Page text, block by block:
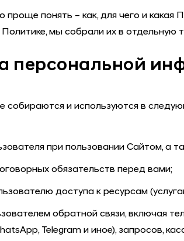
понять – как, для чего и какая
мы собрали их в отдельную
персональной
собираются и используются в
при пользовании Сайтом, а
обязательств перед вами;
доступа к ресурсам
обратной связи, включая
Telegram и иное), запросов,